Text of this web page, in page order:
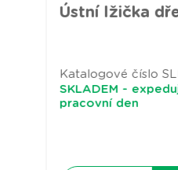
Ústní lžička
Katalogové číslo
SKLADEM -
pracovní den